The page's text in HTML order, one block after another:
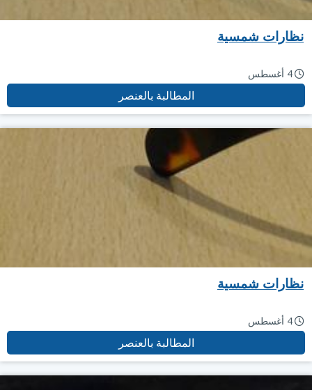
نظارات شمسية
4 أغسطس
المطالبة بالعنصر
نظارات شمسية
4 أغسطس
المطالبة بالعنصر